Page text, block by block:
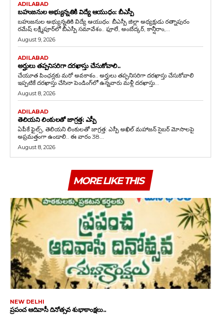
ADILABAD
బహుజనుల అభ్యున్నతికి విద్యే ఆయుధం: బీఎస్పీ
బహుజనుల అభ్యున్నతికి విద్యే ఆయుధం: బీఎస్పీ జిల్లా అధ్యక్షుడు రత్నాపురం
రమేష్ లక్ష్మీపూర్‌లో బీఎస్పీ సమావేశం.. ఫూలే, అంబేద్కర్, కాన్షీరాం,...
August 9, 2026
ADILABAD
అర్హులు తప్పనిసరిగా దరఖాస్తు చేసుకోవాలి..
చేయూత పింఛన్లకు మరో అవకాశం.. అర్హులు తప్పనిసరిగా దరఖాస్తు చేసుకోవాలి
ఇప్పటికే దరఖాస్తు చేసినా పెండింగ్‌లో ఉన్నవారు మళ్లీ దరఖాస్తు...
August 8, 2026
ADILABAD
తెలియని లింకులతో జాగ్రత్త: ఎస్పీ
ఏపీకే ఫైల్స్‌, తెలియని లింకులతో జాగ్రత్త: ఎస్పీ అఖిల్ మహాజన్ సైబర్ మోసాలపై
అప్రమత్తంగా ఉండాలి.. ఈ వారం 38...
August 8, 2026
MORE LIKE THIS
NEW DELHI
ప్రపంచ ఆదివాసీ దినోత్సవ శుభాకాంక్షలు..